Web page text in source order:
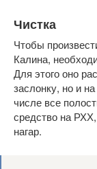
Чистка
Чтобы
Калина,
Для этого оно
заслонку, но и
числе все
средство на
нагар.